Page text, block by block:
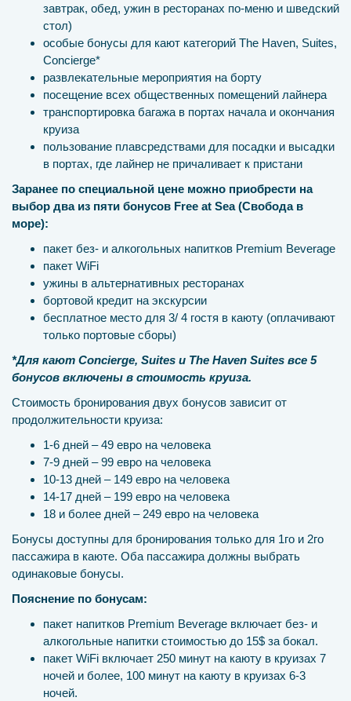
завтрак, обед, ужин в ресторанах по-меню и шведский
стол)
особые бонусы для кают категорий The Haven, Suites,
Concierge*
развлекательные мероприятия на борту
посещение всех общественных помещений лайнера
транспортировка багажа в портах начала и окончания
круиза
пользование плавсредствами для посадки и высадки
в портах, где лайнер не причаливает к пристани
Заранее по специальной цене можно приобрести на
выбор два из пяти бонусов Free at Sea (Свобода в
море):
пакет без- и алкогольных напитков Premium Beverage
пакет WiFi
ужины в альтернативных ресторанах
бортовой кредит на экскурсии
бесплатное место для 3/ 4 гостя в каюту (оплачивают
только портовые сборы)
*Для кают Concierge, Suites и The Haven Suites все 5
бонусов включены в стоимость круиза.
Стоимость бронирования двух бонусов зависит от
продолжительности круиза:
1-6 дней – 49 евро на человека
7-9 дней – 99 евро на человека
10-13 дней – 149 евро на человека
14-17 дней – 199 евро на человека
18 и более дней – 249 евро на человека
Бонусы доступны для бронирования только для 1го и 2го
пассажира в каюте. Оба пассажира должны выбрать
одинаковые бонусы.
Пояснение по бонусам:
пакет напитков Premium Beverage включает без- и
алкогольные напитки стоимостью до 15$ за бокал.
пакет WiFi включает 250 минут на каюту в круизах 7
ночей и более, 100 минут на каюту в круизах 6-3
ночей.